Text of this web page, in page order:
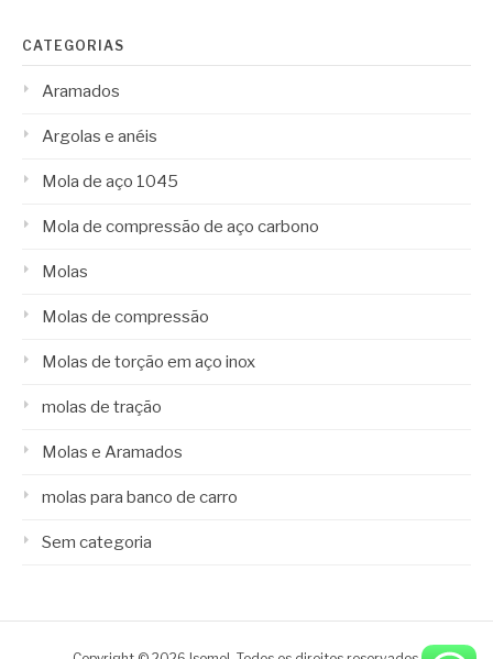
CATEGORIAS
Aramados
Argolas e anéis
Mola de aço 1045
Mola de compressão de aço carbono
Molas
Molas de compressão
Molas de torção em aço inox
molas de tração
Molas e Aramados
molas para banco de carro
Sem categoria